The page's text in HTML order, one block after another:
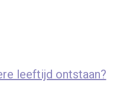
leeftijd ontstaan?